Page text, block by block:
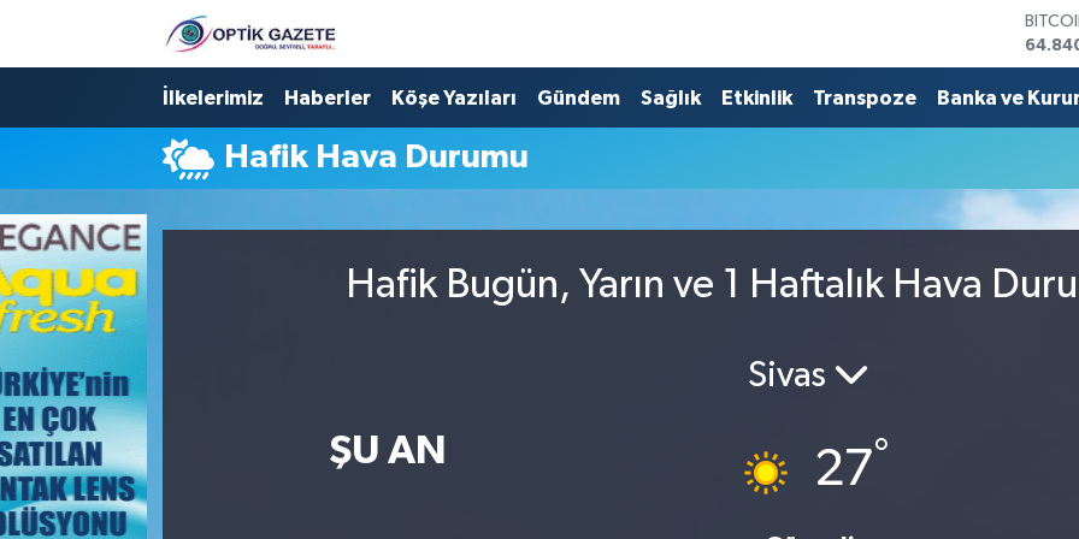
GRAM
13.779
İlkelerimiz Haberler Köşe Yazıları Gündem Sağlık Etkinlik Transpoze Banka ve
Hafik Hava Durumu
Hafik Bugün, Yarın ve 1 Haftalık Hava
ŞU AN
Sivas
27°
Nöbetçi Eczaneler
Hava Durumu
İstanbul Namaz Vakitleri
Trafik Durumu
Süper Lig Puan Durumu ve Fikstür
Tüm Manşetler
Son Dakika Haberleri
Haber Arşivi